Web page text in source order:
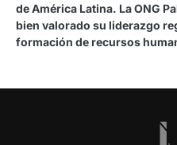
de América Latina. La ONG
bien valorado su liderazgo
formación de recursos